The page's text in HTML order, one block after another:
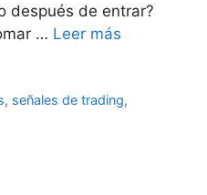
después de entrar?
… Leer más
, señales de trading,